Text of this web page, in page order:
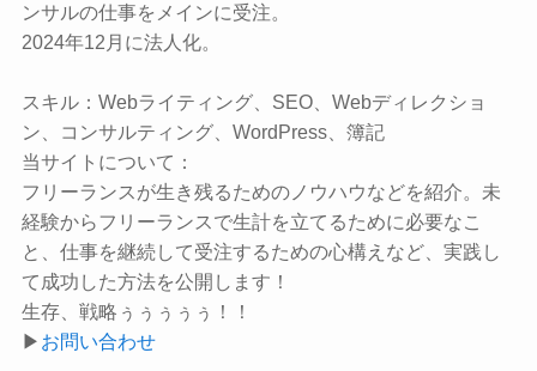
ンサルの仕事をメインに受注。
2024年12月に法人化。
スキル： Webライティング、SEO、Webディレクショ
ン、コンサルティング、WordPress、簿記
当サイトについて：
フリーランスが生き残るためのノウハウなどを紹介。未
経験からフリーランスで生計を立てるために必要なこ
と、仕事を継続して受注するための心構えなど、実践し
て成功した方法を公開します！
生存、戦略ぅぅぅぅぅ！！
▶ お問い合わせ